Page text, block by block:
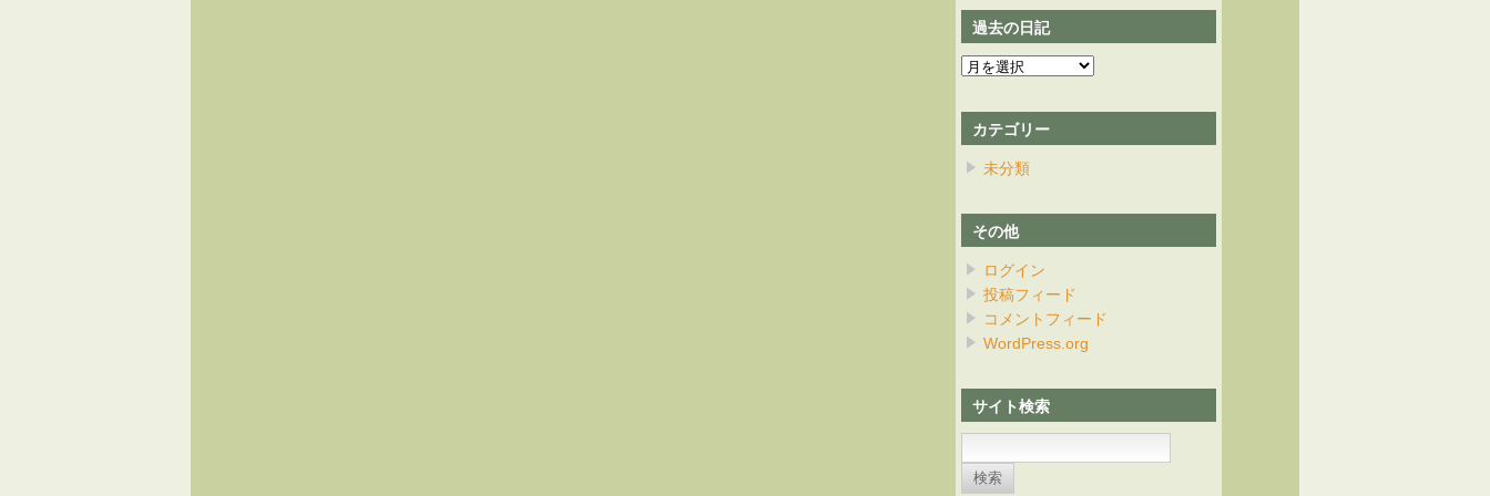
過去の日記
過
の
日
記
カテゴリー
未分類
その他
ログイン
投稿フィード
コメントフィード
WordPress.org
サイト検索
索: